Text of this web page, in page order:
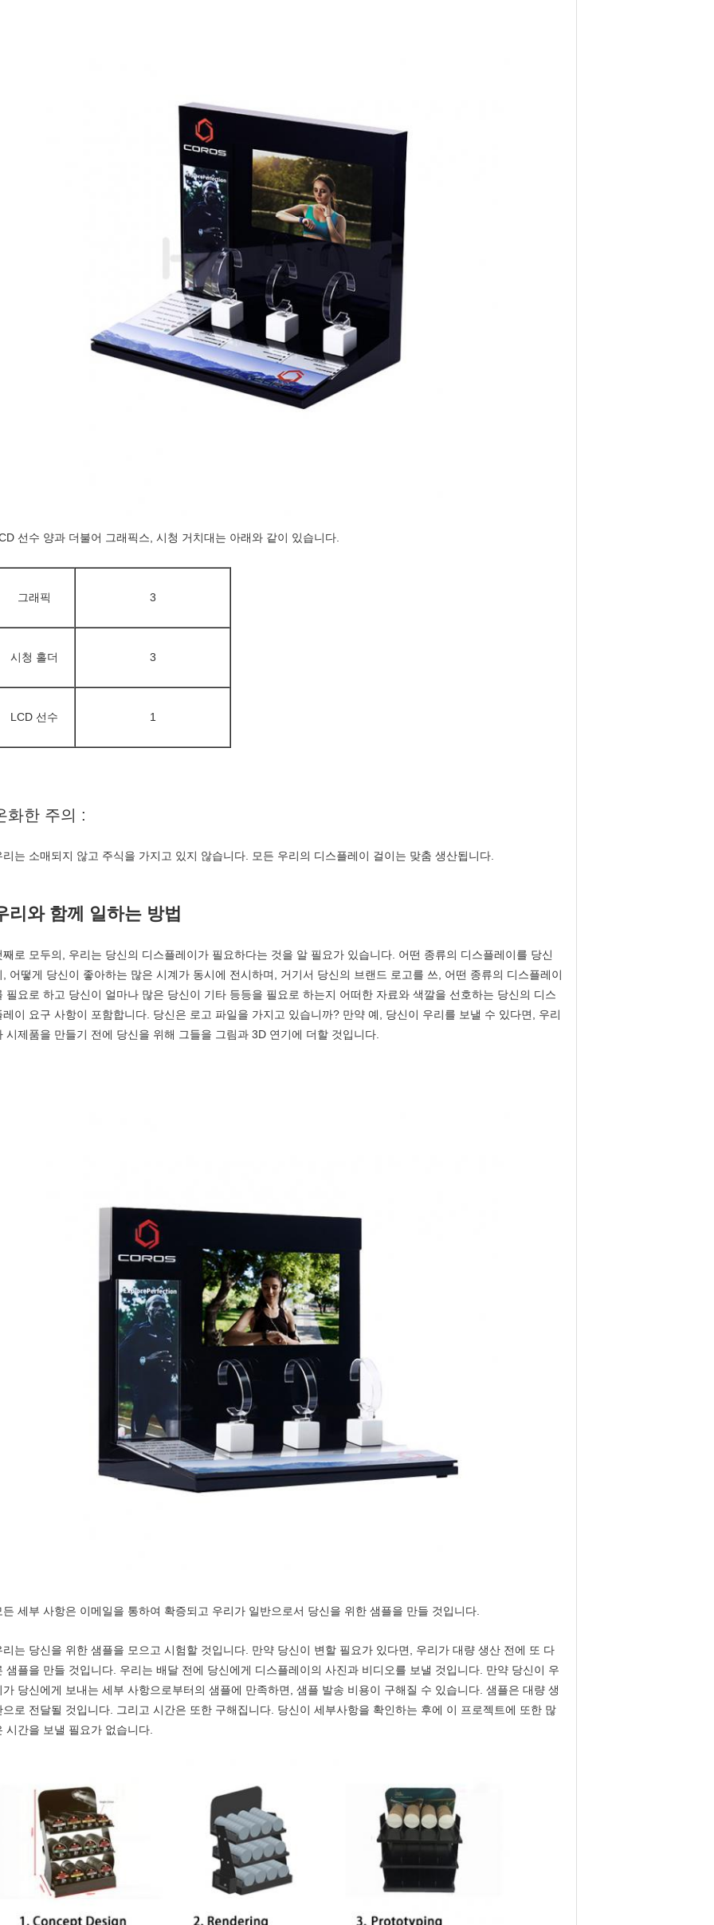
선수 양과 더불어 그래픽스, 시청 거치대는 아래와 같이 있습니다.
그래픽 3
시청 홀더 3
LCD 선수 1
화한 주의 :
리는 소매되지 않고 주식을 가지고 있지 않습니다. 모든 우리의 디스플레이 걸이는 맞춤 생산됩니다.
리와 함께 일하는 방법
째로 모두의, 우리는 당신의 디스플레이가 필요하다는 것을 알 필요가 있습니다. 어떤 종류의 디스플레이를 당신
, 어떻게 당신이 좋아하는 많은 시계가 동시에 전시하며, 거기서 당신의 브랜드 로고를 쓰, 어떤 종류의 디스플레이
필요로 하고 당신이 얼마나 많은 당신이 기타 등등을 필요로 하는지 어떠한 자료와 색깔을 선호하는 당신의 디스
레이 요구 사항이 포함합니다. 당신은 로고 파일을 가지고 있습니까? 만약 예, 당신이 우리를 보낼 수 있다면, 우리
시제품을 만들기 전에 당신을 위해 그들을 그림과 3D 연기에 더할 것입니다.
든 세부 사항은 이메일을 통하여 확증되고 우리가 일반으로서 당신을 위한 샘플을 만들 것입니다.
리는 당신을 위한 샘플을 모으고 시험할 것입니다. 만약 당신이 변할 필요가 있다면, 우리가 대량 생산 전에 또 다
샘플을 만들 것입니다. 우리는 배달 전에 당신에게 디스플레이의 사진과 비디오를 보낼 것입니다. 만약 당신이 우
가 당신에게 보내는 세부 사항으로부터의 샘플에 만족하면, 샘플 발송 비용이 구해질 수 있습니다. 샘플은 대량 생
으로 전달될 것입니다. 그리고 시간은 또한 구해집니다. 당신이 세부사항을 확인하는 후에 이 프로젝트에 또한 많
시간을 보낼 필요가 없습니다.